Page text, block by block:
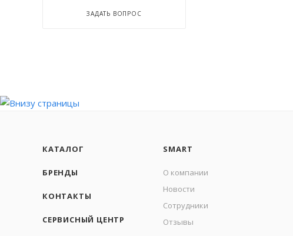
ЗАДАТЬ ВОПРОС
КАТАЛОГ
БРЕНДЫ
КОНТАКТЫ
СЕРВИСНЫЙ ЦЕНТР
SMART
О компании
Новости
Сотрудники
Отзывы